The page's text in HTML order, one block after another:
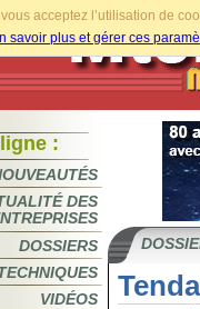
acceptez l’utilisation de
savoir plus et gérer ces
:
DES
DOSSIERS
VIDÉOS